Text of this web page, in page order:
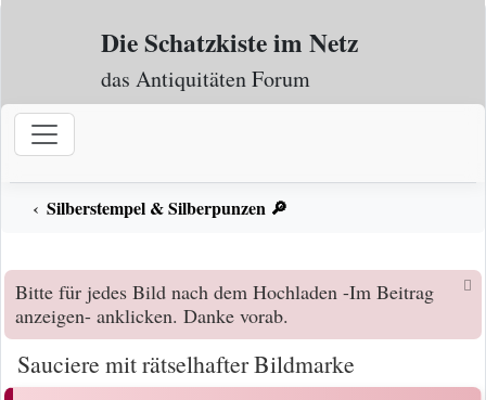
Zum Inhalt
Die Schatzkiste im Netz
das Antiquitäten Forum
Silberstempel & Silberpunzen 🔎
Bitte für jedes Bild nach dem Hochladen -Im Beitrag
anzeigen- anklicken. Danke vorab.
Sauciere mit rätselhafter Bildmarke